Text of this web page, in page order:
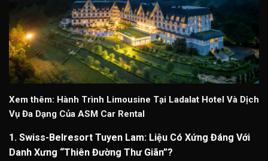
Xem thêm: Hành Trình Limousine Tại Ladalat Hotel Và Dịch
Vụ Đa Dạng Của ASM Car Rental
1. Swiss-Belresort Tuyen Lam: Liệu Có Xứng Đáng Với
Danh Xưng “Thiên Đường Thư Giãn”?